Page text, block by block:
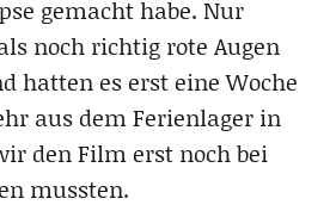
gemacht habe. Nur
noch richtig rote Augen
hatten es erst eine Woche
aus dem Ferienlager in
den Film erst noch bei
mussten.